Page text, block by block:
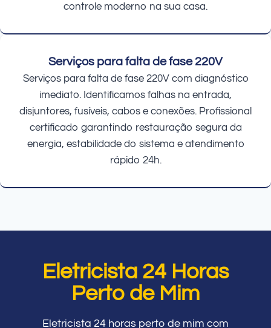
controle moderno na sua casa.
Serviços para falta de fase 220V
Serviços para falta de fase 220V com diagnóstico
imediato. Identificamos falhas na entrada,
disjuntores, fusíveis, cabos e conexões. Profissional
certificado garantindo restauração segura da
energia, estabilidade do sistema e atendimento
rápido 24h.
Eletricista 24 Horas
Perto de Mim
Eletricista 24 horas perto de mim com